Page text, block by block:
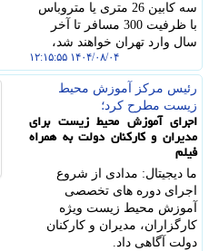
سه کابین 26 متری یا متروباس
با ظرفیت 300 مسافر تا آخر
سال وارد تهران خواهند شد،
۱۴۰۴/۰۸/۰۴ ۱۲:۱۵:۵۵
رئیس مركز آموزش محیط
زیست مطرح كرد؛
اجرای آموزش محیط زیست برای
مدیران و کارکنان دولت به همراه
فیلم
ما دیجیتال: مدادی از شروع
اجرای دوره های تخصصی
آموزش محیط زیست ویژه
کارگزاران، مدیران و کارکنان
دولت آگاهی داد.